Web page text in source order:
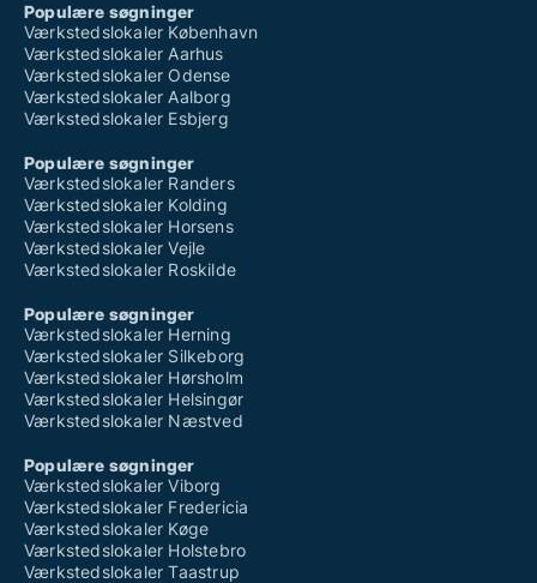
Populære søgninger
Værkstedslokaler København
Værkstedslokaler Aarhus
Værkstedslokaler Odense
Værkstedslokaler Aalborg
Værkstedslokaler Esbjerg
Populære søgninger
Værkstedslokaler Randers
Værkstedslokaler Kolding
Værkstedslokaler Horsens
Værkstedslokaler Vejle
Værkstedslokaler Roskilde
Populære søgninger
Værkstedslokaler Herning
Værkstedslokaler Silkeborg
Værkstedslokaler Hørsholm
Værkstedslokaler Helsingør
Værkstedslokaler Næstved
Populære søgninger
Værkstedslokaler Viborg
Værkstedslokaler Fredericia
Værkstedslokaler Køge
Værkstedslokaler Holstebro
Værkstedslokaler Taastrup